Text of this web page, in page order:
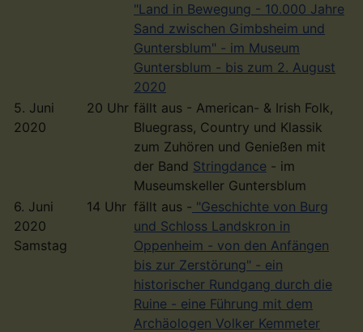
"Land in Bewegung - 10.000 Jahre
Sand zwischen Gimbsheim und
Guntersblum" - im Museum
Guntersblum - bis zum 2. August
2020
5. Juni
2020
20 Uhr fällt aus - American- & Irish Folk,
Bluegrass, Country und Klassik
zum Zuhören und Genießen mit
der Band Stringdance - im
Museumskeller Guntersblum
6. Juni
2020
Samstag
14 Uhr fällt aus - "Geschichte von Burg
und Schloss Landskron in
Oppenheim - von den Anfängen
bis zur Zerstörung" - ein
historischer Rundgang durch die
Ruine - eine Führung mit dem
Archäologen Volker Kemmeter